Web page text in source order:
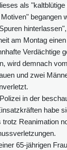
als
begangen
am Montag
Verdächtige
wird demnach
und zwei
in der
habe
Reanimation
65-jährigen